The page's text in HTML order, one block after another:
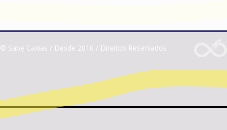
© Sabe Caxias / Desde 2010 / Direitos Reservados